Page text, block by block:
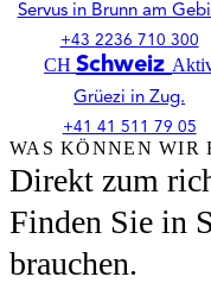
Servus in Brunn am
+43 2236 710 300
CHSchweiz
Grüezi in Zug.
+41 41 511 79 05
WAS KÖNNEN WIR
Direkt zum
Finden Sie in
brauchen.